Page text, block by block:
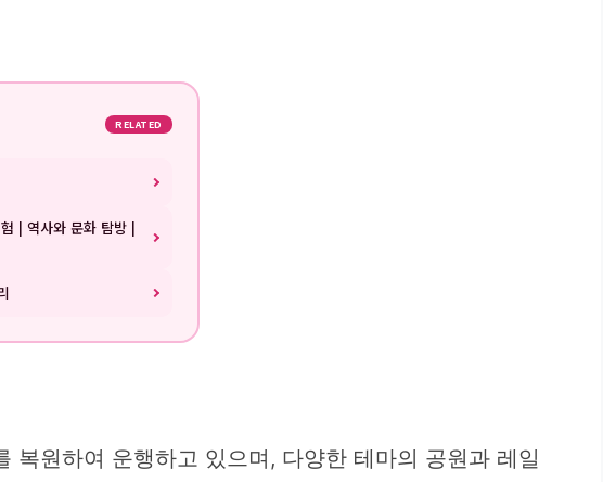
RELATED
| 역사와 문화 탐방 |
복원하여 운행하고 있으며, 다양한 테마의 공원과 레일